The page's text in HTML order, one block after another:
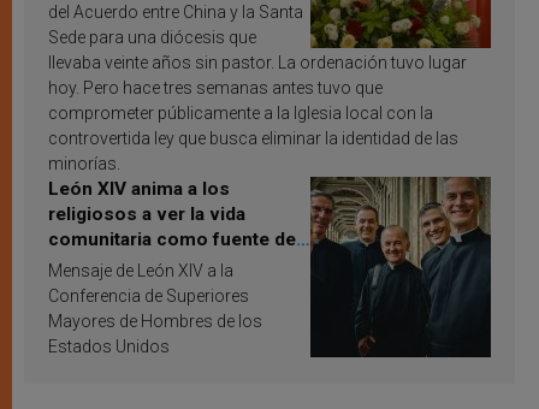
del Acuerdo entre China y la Santa
Sede para una diócesis que
llevaba veinte años sin pastor. La ordenación tuvo lugar
hoy. Pero hace tres semanas antes tuvo que
comprometer públicamente a la Iglesia local con la
controvertida ley que busca eliminar la identidad de las
minorías.
León XIV anima a los
religiosos a ver la vida
comunitaria como fuente de
inspiración y santificación
Mensaje de León XIV a la
Conferencia de Superiores
Mayores de Hombres de los
Estados Unidos